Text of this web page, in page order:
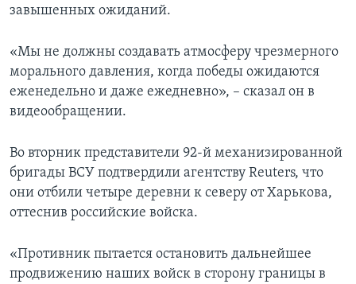
завышенных ожиданий.
«Мы не должны создавать атмосферу чрезмерного
морального давления, когда победы ожидаются
еженедельно и даже ежедневно», – сказал он в
видеообращении.
Во вторник представители 92-й механизированной
бригады ВСУ подтвердили агентству Reuters, что
они отбили четыре деревни к северу от Харькова,
оттеснив российские войска.
«Противник пытается остановить дальнейшее
продвижению наших войск в сторону границы в